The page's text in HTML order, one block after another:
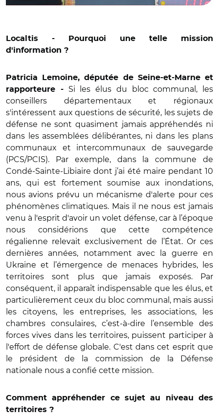
Localtis - Pourquoi une telle mission
d'information ?
Patricia Lemoine, députée de Seine-et-Marne et
rapporteure -Si les élus du bloc communal, les
conseillers départementaux et régionaux
s'intéressent aux questions de sécurité, les sujets de
défense ne sont quasiment jamais appréhendés ni
dans les assemblées délibérantes, ni dans les plans
communaux et intercommunaux de sauvegarde
(PCS/PCIS). Par exemple, dans la commune de
Condé-Sainte-Libiaire dont j’ai été maire pendant 10
ans, qui est fortement soumise aux inondations,
nous avions prévu un mécanisme d'alerte pour ces
phénomènes climatiques. Mais il ne nous est jamais
venu à l'esprit d'avoir un volet défense, car à l’époque
nous considérions que cette compétence
régalienne relevait exclusivement de l’État. Or ces
dernières années, notamment avec la guerre en
Ukraine et l’émergence de menaces hybrides, les
territoires sont plus que jamais exposés. Par
conséquent, il apparaît indispensable que les élus, et
particulièrement ceux du bloc communal, mais aussi
les citoyens, les entreprises, les associations, les
chambres consulaires, c’est-à-dire l’ensemble des
forces vives dans les territoires, puissent participer à
l'effort de défense globale. C'est dans cet esprit que
le président de la commission de la Défense
nationale nous a confié cette mission.
Comment appréhender ce sujet au niveau des
territoires ?